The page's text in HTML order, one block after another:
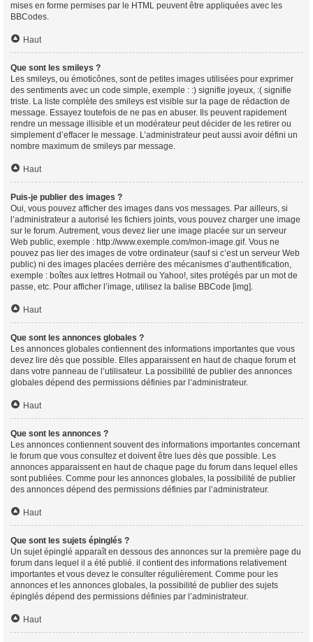
mises en forme permises par le HTML peuvent être appliquées avec les
BBCodes.
Haut
Que sont les smileys ?
Les smileys, ou émoticônes, sont de petites images utilisées pour exprimer
des sentiments avec un code simple, exemple : :) signifie joyeux, :( signifie
triste. La liste complète des smileys est visible sur la page de rédaction de
message. Essayez toutefois de ne pas en abuser. Ils peuvent rapidement
rendre un message illisible et un modérateur peut décider de les retirer ou
simplement d’effacer le message. L’administrateur peut aussi avoir défini un
nombre maximum de smileys par message.
Haut
Puis-je publier des images ?
Oui, vous pouvez afficher des images dans vos messages. Par ailleurs, si
l’administrateur a autorisé les fichiers joints, vous pouvez charger une image
sur le forum. Autrement, vous devez lier une image placée sur un serveur
Web public, exemple : http://www.exemple.com/mon-image.gif. Vous ne
pouvez pas lier des images de votre ordinateur (sauf si c’est un serveur Web
public) ni des images placées derrière des mécanismes d’authentification,
exemple : boîtes aux lettres Hotmail ou Yahoo!, sites protégés par un mot de
passe, etc. Pour afficher l’image, utilisez la balise BBCode [img].
Haut
Que sont les annonces globales ?
Les annonces globales contiennent des informations importantes que vous
devez lire dès que possible. Elles apparaissent en haut de chaque forum et
dans votre panneau de l’utilisateur. La possibilité de publier des annonces
globales dépend des permissions définies par l’administrateur.
Haut
Que sont les annonces ?
Les annonces contiennent souvent des informations importantes concernant
le forum que vous consultez et doivent être lues dès que possible. Les
annonces apparaissent en haut de chaque page du forum dans lequel elles
sont publiées. Comme pour les annonces globales, la possibilité de publier
des annonces dépend des permissions définies par l’administrateur.
Haut
Que sont les sujets épinglés ?
Un sujet épinglé apparaît en dessous des annonces sur la première page du
forum dans lequel il a été publié. il contient des informations relativement
importantes et vous devez le consulter régulièrement. Comme pour les
annonces et les annonces globales, la possibilité de publier des sujets
épinglés dépend des permissions définies par l’administrateur.
Haut